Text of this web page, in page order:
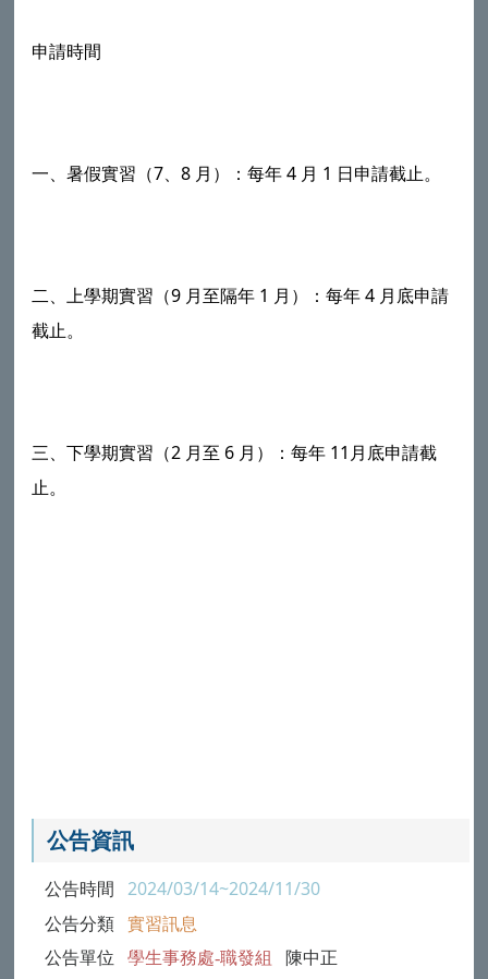
申請時間
一、暑假實習（7、8 月）：每年 4 月 1 日申請截止。
二、上學期實習（9 月至隔年 1 月）：每年 4 月底申請
截止。
三、下學期實習（2 月至 6 月）：每年 11月底申請截
止。
公告資訊
公告時間 2024/03/14~2024/11/30
公告分類 實習訊息
公告單位 學生事務處-職發組 陳中正